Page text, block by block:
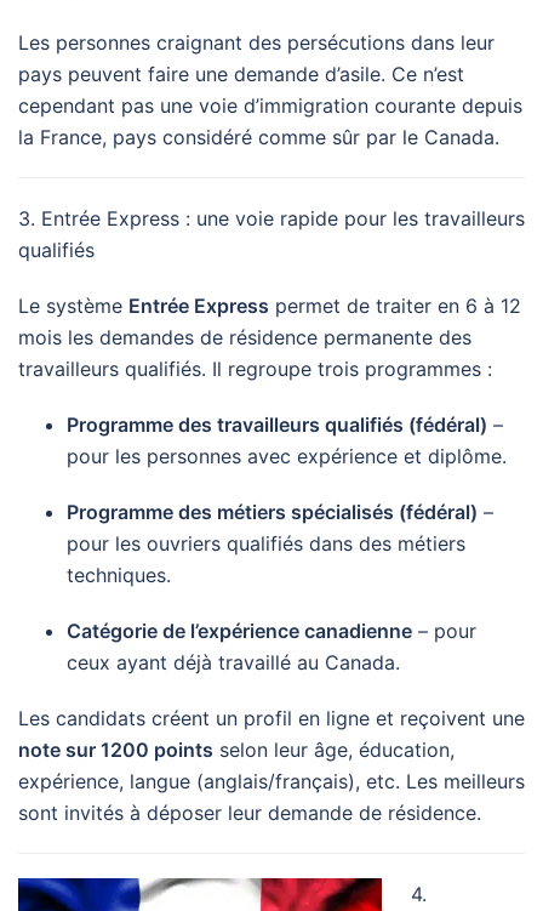
Les personnes craignant des persécutions dans leur
pays peuvent faire une demande d’asile. Ce n’est
cependant pas une voie d’immigration courante depuis
la France, pays considéré comme sûr par le Canada.
3. Entrée Express : une voie rapide pour les travailleurs
qualifiés
Le système Entrée Express permet de traiter en 6 à 12
mois les demandes de résidence permanente des
travailleurs qualifiés. Il regroupe trois programmes :
Programme des travailleurs qualifiés (fédéral) –
pour les personnes avec expérience et diplôme.
Programme des métiers spécialisés (fédéral) –
pour les ouvriers qualifiés dans des métiers
techniques.
Catégorie de l’expérience canadienne – pour
ceux ayant déjà travaillé au Canada.
Les candidats créent un profil en ligne et reçoivent une
note sur 1200 points selon leur âge, éducation,
expérience, langue (anglais/français), etc. Les meilleurs
sont invités à déposer leur demande de résidence.
4.